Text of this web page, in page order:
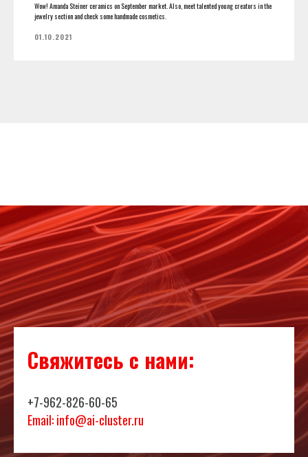
Wow! Amanda Steiner ceramics on September market. Also, meet talented young creators in the
jewelry section and check some handmade cosmetics.
01.10.2021
Свяжитесь с нами:
+7-962-826-60-65
Email: info@ai-cluster.ru